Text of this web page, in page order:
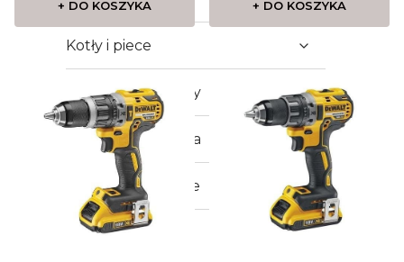
Kotły i piece
Ogrzewacze wody
Technika sanitarna
Outletowe Okazje
MARKI
+ DO KOSZYKA + DO KOSZYKA